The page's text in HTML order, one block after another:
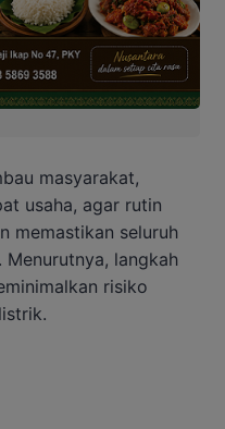
masyarakat,
usaha, agar rutin
memastikan seluruh
langkah
risiko